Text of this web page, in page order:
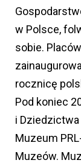
w Polsce,
sobie.
rocznicę
Pod koniec
i
Muzeum
Muzeów.